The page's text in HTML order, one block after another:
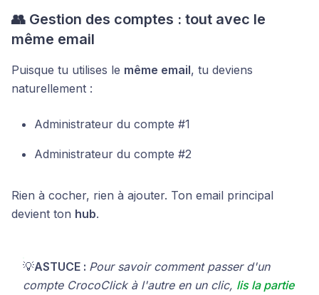
👥 Gestion des comptes : tout avec le
même email
Puisque tu utilises le même email, tu deviens
naturellement :
Administrateur du compte #1
Administrateur du compte #2
Rien à cocher, rien à ajouter. Ton email principal
devient ton hub.
💡ASTUCE : Pour savoir comment passer d'un
compte CrocoClick à l'autre en un clic, lis la partie